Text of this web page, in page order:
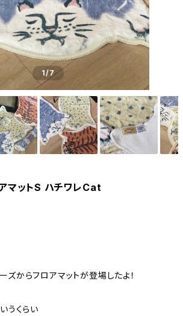
1/7
マットS ハチワレCat
ズからフロアマットが登場したよ！
うくらい